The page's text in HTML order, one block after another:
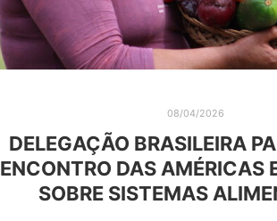
08/04/2026
DELEGAÇÃO BRASILEIRA
ENCONTRO DAS AMÉRICAS
SOBRE SISTEMAS